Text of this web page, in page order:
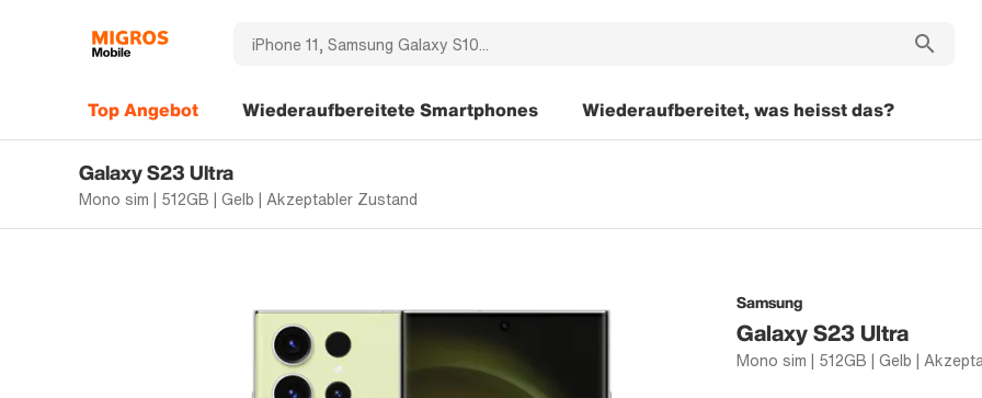
Top Angebot Wiederaufbereitete Smartphones Wiederaufbereitet, was heisst das?
Galaxy S23 Ultra
Mono sim | 512GB | Gelb | Akzeptabler Zustand
Samsung
Galaxy S23 Ultra